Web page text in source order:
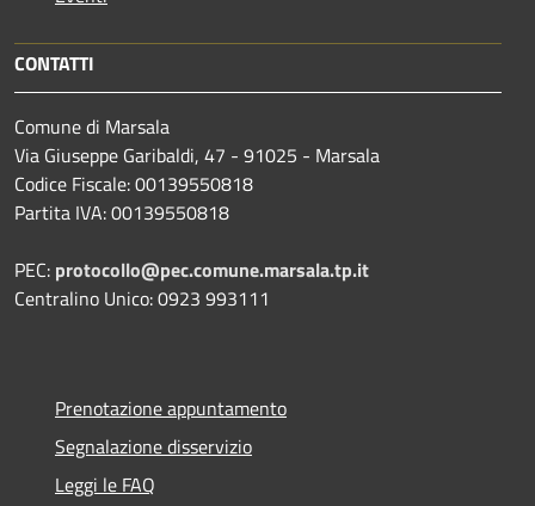
CONTATTI
Comune di Marsala
Via Giuseppe Garibaldi, 47 - 91025 - Marsala
Codice Fiscale: 00139550818
Partita IVA: 00139550818
PEC: protocollo@pec.comune.marsala.tp.it
Centralino Unico: 0923 993111
Prenotazione appuntamento
Segnalazione disservizio
Leggi le FAQ